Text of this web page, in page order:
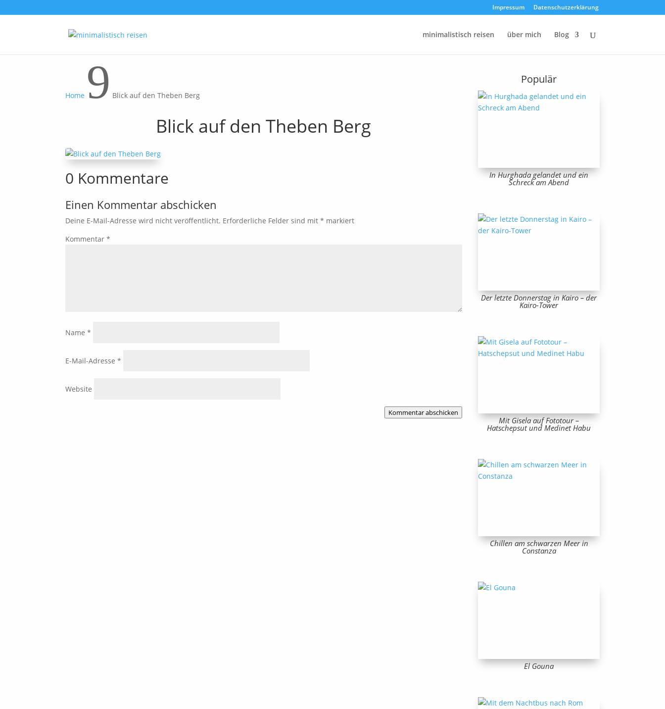
Impressum Datenschutzerklärung
minimalistisch reisen über mich Blog
Home 9 Blick auf den Theben Berg
Blick auf den Theben Berg
0 Kommentare
Einen Kommentar abschicken
Deine E-Mail-Adresse wird nicht veröffentlicht. Erforderliche Felder sind mit * markiert
Kommentar *
Name *
E-Mail-Adresse *
Website
Kommentar abschicken
Populär
In Hurghada gelandet und ein
Schreck am Abend
Der letzte Donnerstag in Kairo – der
Kairo-Tower
Mit Gisela auf Fototour –
Hatschepsut und Medinet Habu
Chillen am schwarzen Meer in
Constanza
El Gouna